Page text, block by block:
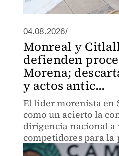
04.08.2026/
Monreal y
defienden
Morena;
y actos antic...
El líder morenista en
como un acierto la
dirigencia nacional a
competidores para la
electoral.